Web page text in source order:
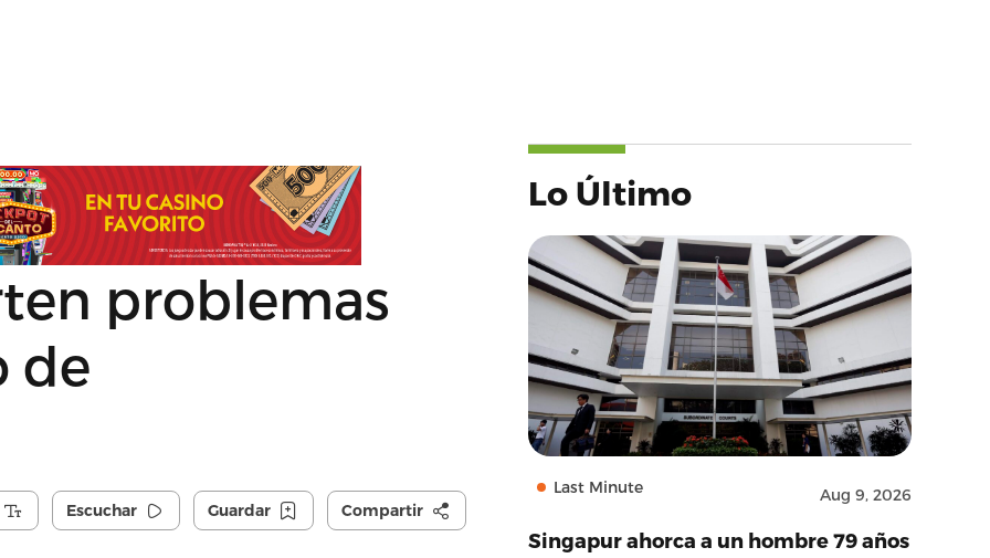
problemas
de
Escuchar Guardar Compartir
Lo Último
Last Minute Aug 9, 2026
Singapur ahorca a un hombre 79 años